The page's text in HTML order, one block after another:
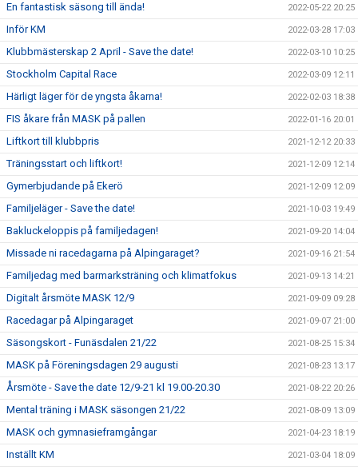
En fantastisk säsong till ända! 2022-05-22 20:25
Inför KM 2022-03-28 17:03
Klubbmästerskap 2 April - Save the date! 2022-03-10 10:25
Stockholm Capital Race 2022-03-09 12:11
Härligt läger för de yngsta åkarna! 2022-02-03 18:38
FIS åkare från MASK på pallen 2022-01-16 20:01
Liftkort till klubbpris 2021-12-12 20:33
Träningsstart och liftkort! 2021-12-09 12:14
Gymerbjudande på Ekerö 2021-12-09 12:09
Familjeläger - Save the date! 2021-10-03 19:49
Bakluckeloppis på familjedagen! 2021-09-20 14:04
Missade ni racedagarna på Alpingaraget? 2021-09-16 21:54
Familjedag med barmarksträning och klimatfokus 2021-09-13 14:21
Digitalt årsmöte MASK 12/9 2021-09-09 09:28
Racedagar på Alpingaraget 2021-09-07 21:00
Säsongskort - Funäsdalen 21/22 2021-08-25 15:34
MASK på Föreningsdagen 29 augusti 2021-08-23 13:17
Årsmöte - Save the date 12/9-21 kl 19.00-20.30 2021-08-22 20:26
Mental träning i MASK säsongen 21/22 2021-08-09 13:09
MASK och gymnasieframgångar 2021-04-23 18:19
Inställt KM 2021-03-04 18:09